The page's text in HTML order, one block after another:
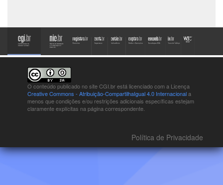
O conteúdo publicado no site CGI.br está licenciado com a Licença
Creative Commons - Atribuição-CompartilhaIgual 4.0 Internacionala
menos que condições e/ou restrições adicionais específicas estejam
claramente explícitas na página correspondente.
Política de Privacidade